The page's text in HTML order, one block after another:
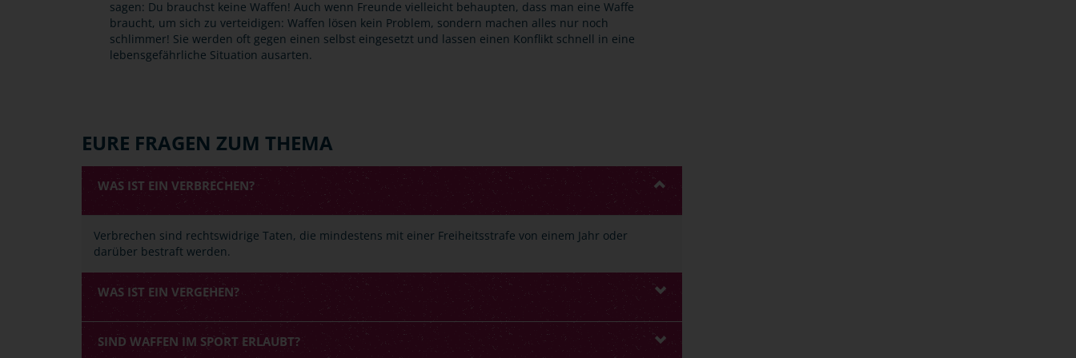
sagen: Du brauchst keine Waffen! Auch wenn Freunde vielleicht behaupten, dass man eine Waffe
braucht, um sich zu verteidigen: Waffen lösen kein Problem, sondern machen alles nur noch
schlimmer! Sie werden oft gegen einen selbst eingesetzt und lassen einen Konflikt schnell in eine
lebensgefährliche Situation ausarten.
EURE FRAGEN ZUM THEMA
WAS IST EIN VERBRECHEN?
Verbrechen sind rechtswidrige Taten, die mindestens mit einer Freiheitsstrafe von einem Jahr oder
darüber bestraft werden.
WAS IST EIN VERGEHEN?
SIND WAFFEN IM SPORT ERLAUBT?